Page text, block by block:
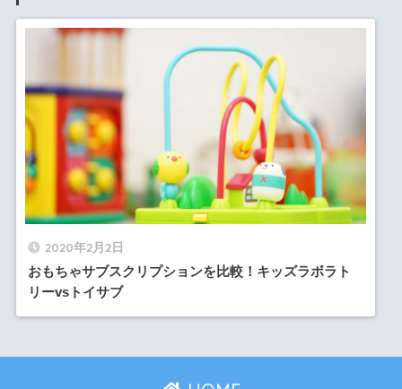
2020年2月2日
おもちゃサブスクリプションを比較！キッズラボラト
リーvsトイサブ